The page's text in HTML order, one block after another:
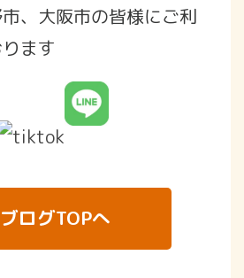
、大阪市の皆様にご利
ます
ブログTOPへ